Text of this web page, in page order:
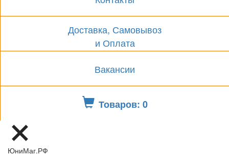
Доставка, Самовывоз
и Оплата
Вакансии
Товаров: 0
ЮниМаг.РФ